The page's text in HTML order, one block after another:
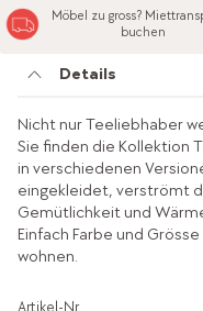
Möbel zu gross?
buchen
Details
Nicht nur Teeliebhaber
Sie finden die Kollektion
in verschiedenen
eingekleidet, verströmt
Gemütlichkeit und
Einfach Farbe und
wohnen.
Artikel-Nr.